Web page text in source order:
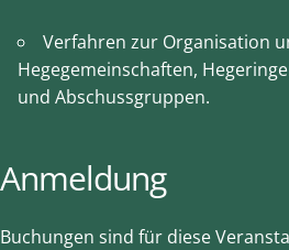
Verfahren zur Organisation
Hegegemeinschaften,
und Abschussgruppen.
Anmeldung
Buchungen sind für diese